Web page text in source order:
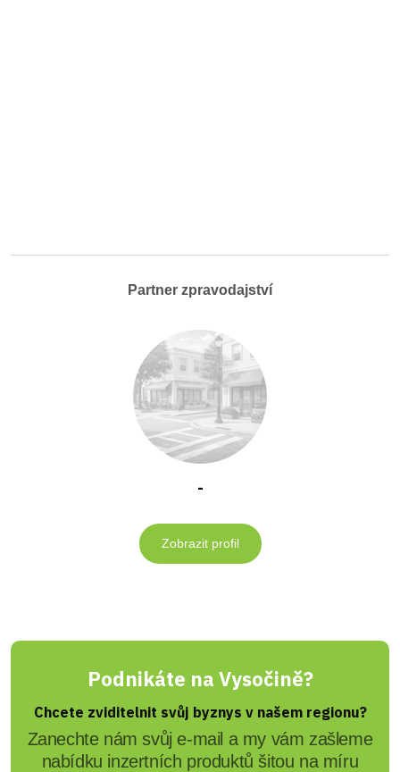
Partner zpravodajství
-
Zobrazit profil
Podnikáte na Vysočině?
Chcete zviditelnit svůj byznys v našem regionu?
Zanechte nám svůj e-mail a my vám zašleme
nabídku inzertních produktů šitou na míru